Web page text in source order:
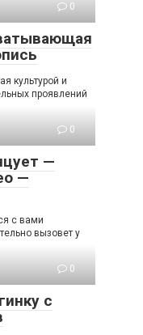
0
культурой и
проявлений
0
—
—
с вами
вызовет у
0
с